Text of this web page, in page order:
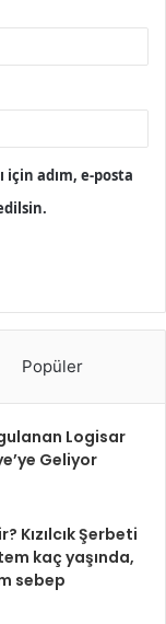
adım, e-posta
Popüler
Logisar
Geliyor
Kızılcık Şerbeti
kaç yaşında,
sebep